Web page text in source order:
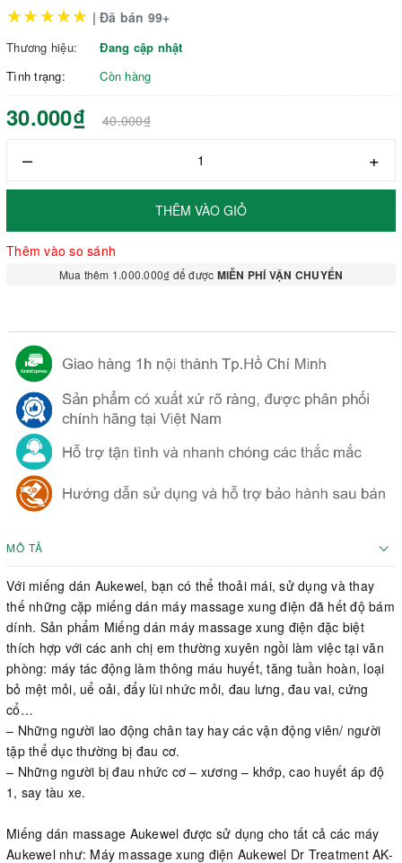
★★★★★ | Đã bán 99+
Thương hiệu:
Đang cập nhật
Tình trạng:
Còn hàng
30.000₫ 40.000₫
– +
THÊM VÀO GIỎ
Thêm vào so sánh
Mua thêm 1.000.000₫ để được MIỄN PHÍ VẬN CHUYỂN
MÔ TẢ
Với miếng dán Aukewel, bạn có thể thoải mái, sử dụng và thay
thế những cặp miếng dán máy massage xung điện đã hết độ bám
dính. Sản phẩm Miếng dán máy massage xung điện đặc biệt
thích hợp với các anh chị em thường xuyên ngồi làm việc tại văn
phòng: máy tác động làm thông máu huyết, tăng tuần hoàn, loại
bỏ mệt mỏi, uể oải, đẩy lùi nhức mỏi, đau lưng, đau vai, cứng
cổ…
– Những người lao động chân tay hay các vận động viên/ người
tập thể dục thường bị đau cơ.
– Những người bị đau nhức cơ – xương – khớp, cao huyết áp độ
1, say tàu xe.
Miếng dán massage Aukewel được sử dụng cho tất cả các máy
Aukewel như: Máy massage xung điện Aukewel Dr Treatment AK-